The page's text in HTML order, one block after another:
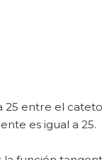
25 entre el
es igual a 25.